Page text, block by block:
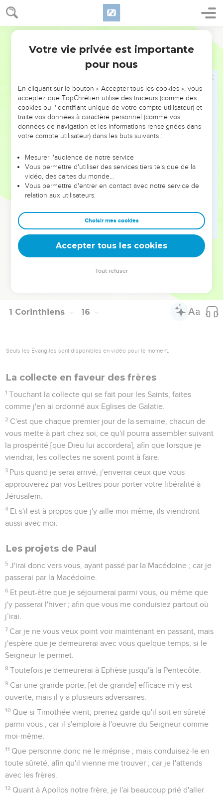
1 Corinthiens 15
Voici donc ce que je dis, mes frères, c'est que la chair et
le sang ne peuvent point hériter le Royaume de Dieu, et que
la corruption n'hérite point l'incorruptibilité.
Voici, je vous dis un mystère : nous ne dormirons pas tous,
mais nous serons tous transmués ;
En un moment, et en un clin d'oeil, à la dernière
ressusciteront incorruptibles, et nous serons transmués.
Car il faut que ce corruptible revête l'incorruptibilité, et
que ce mortel revête l'immortalité.
Or quand ce corruptible aura revêtu l'incorruptibilité, et
l'Ecriture sera accomplie : la mort est détruite par la victoire.
Où [est], ô mort, ton aiguillon ? où [est], ô sépulcre, ta
victoire ?
56
péché, c'est la Loi.
Mais grâces à Dieu, qui nous a donné la victoire par notre
Seigneur Jésus-Christ.
C'est pourquoi, mes frères bien-aimés, soyez fermes,
inébranlables, vous appliquant toujours avec un nouveau
1 Corinthiens 16
Seuls les Évangiles sont disponibles en vidéo pour le moment.
La collecte en faveur des frères
1 Touchant la collecte qui se fait pour les Saints, faites
comme j'en ai ordonné aux Eglises de Galatie.
2 C'est que chaque premier jour de la semaine, chacun de
vous mette à part chez soi, ce qu'il pourra assembler suivant
la prospérité [que Dieu lui accordera], afin que lorsque je
viendrai, les collectes ne soient point à faire.
3 Puis quand je serai arrivé, j'enverrai ceux que vous
approuverez par vos Lettres pour porter votre libéralité à
Jérusalem.
4 Et s'il est à propos que j'y aille moi-même, ils viendront
aussi avec moi.
Les projets de Paul
5 J'irai donc vers vous, ayant passé par la Macédoine ; car je
passerai par la Macédoine.
6 Et peut-être que je séjournerai parmi vous, ou même que
j'y passerai l'hiver ; afin que vous me conduisiez partout où
j’irai.
7 Car je ne vous veux point voir maintenant en passant, mais
j'espère que je demeurerai avec vous quelque temps, si le
Seigneur le permet.
8 Toutefois je demeurerai à Ephèse jusqu'à la Pentecôte.
9 Car une grande porte, [et de grande] efficace m'y est
ouverte, mais il y a plusieurs adversaires.
10 Que si Timothée vient, prenez garde qu'il soit en sûreté
parmi vous ; car il s'emploie à l'oeuvre du Seigneur comme
moi-même.
11 Que personne donc ne le méprise ; mais conduisez-le en
toute sûreté, afin qu'il vienne me trouver ; car je l'attends
avec les frères.
12 Quant à Apollos notre frère, je l'ai beaucoup prié d'aller
Votre vie privée est importante
pour nous
En cliquant sur le bouton « Accepter tous les cookies », vous
acceptez que TopChrétien utilise des traceurs (comme des
cookies ou l'identifiant unique de votre compte utilisateur) et
traite vos données à caractère personnel (comme vos
données de navigation et les informations renseignées dans
votre compte utilisateur) dans les buts suivants :
Mesurer l'audience de notre service
Vous permettre d'utiliser des services tiers tels que de la
vidéo, des cartes du monde…
Vous permettre d'entrer en contact avec notre service de
relation aux utilisateurs.
Choisir mes cookies
Accepter tous les cookies
Tout refuser